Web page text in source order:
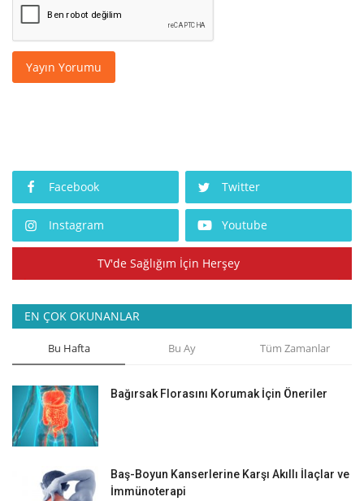
Yayın Yorumu
Facebook Twitter
Instagram Youtube
TV'de Sağlığım İçin Herşey
EN ÇOK OKUNANLAR
Bu Hafta Bu Ay Tüm Zamanlar
Bağırsak Florasını Korumak İçin Öneriler
Baş-Boyun Kanserlerine Karşı Akıllı İlaçlar ve
İmmünoterapi